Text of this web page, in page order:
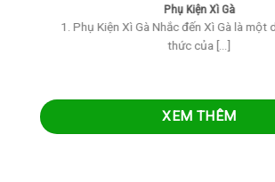
Phụ Kiện Xì Gà
1. Phụ Kiện Xì Gà Nhắc đến Xì Gà là một
thức của [...]
XEM THÊM